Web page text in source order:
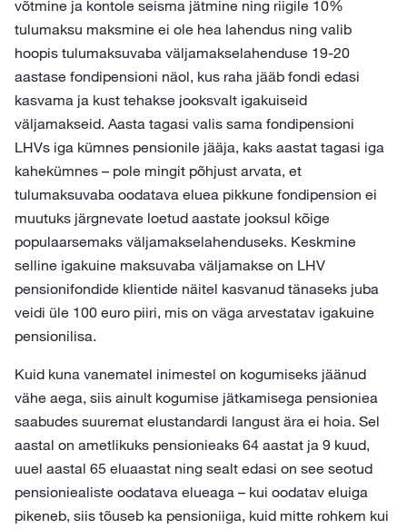
võtmine ja kontole seisma jätmine ning riigile 10%
tulumaksu maksmine ei ole hea lahendus ning valib
hoopis tulumaksuvaba väljamakselahenduse 19-20
aastase fondipensioni näol, kus raha jääb fondi edasi
kasvama ja kust tehakse jooksvalt igakuiseid
väljamakseid. Aasta tagasi valis sama fondipensioni
LHVs iga kümnes pensionile jääja, kaks aastat tagasi iga
kahekümnes – pole mingit põhjust arvata, et
tulumaksuvaba oodatava eluea pikkune fondipension ei
muutuks järgnevate loetud aastate jooksul kõige
populaarsemaks väljamakselahenduseks. Keskmine
selline igakuine maksuvaba väljamakse on LHV
pensionifondide klientide näitel kasvanud tänaseks juba
veidi üle 100 euro piiri, mis on väga arvestatav igakuine
pensionilisa.
Kuid kuna vanematel inimestel on kogumiseks jäänud
vähe aega, siis ainult kogumise jätkamisega pensioniea
saabudes suuremat elustandardi langust ära ei hoia. Sel
aastal on ametlikuks pensionieaks 64 aastat ja 9 kuud,
uuel aastal 65 eluaastat ning sealt edasi on see seotud
pensioniealiste oodatava elueaga – kui oodatav eluiga
pikeneb, siis tõuseb ka pensioniiga, kuid mitte rohkem kui